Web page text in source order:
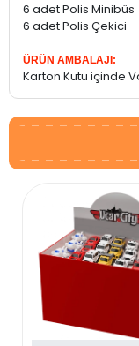
6 adet Polis Minibüs
6 adet Polis Çekici
ÜRÜN AMBALAJI:
Karton Kutu içinde